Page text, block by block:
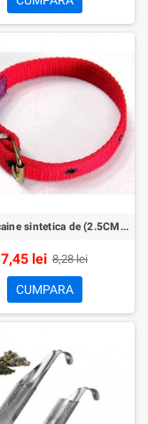
Zgarda caine sintetica de (2.5CMx50CM)-Nr.110
7,45 lei 8,28 lei
CUMPARA